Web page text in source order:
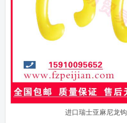
进口瑞士亚麻尼龙